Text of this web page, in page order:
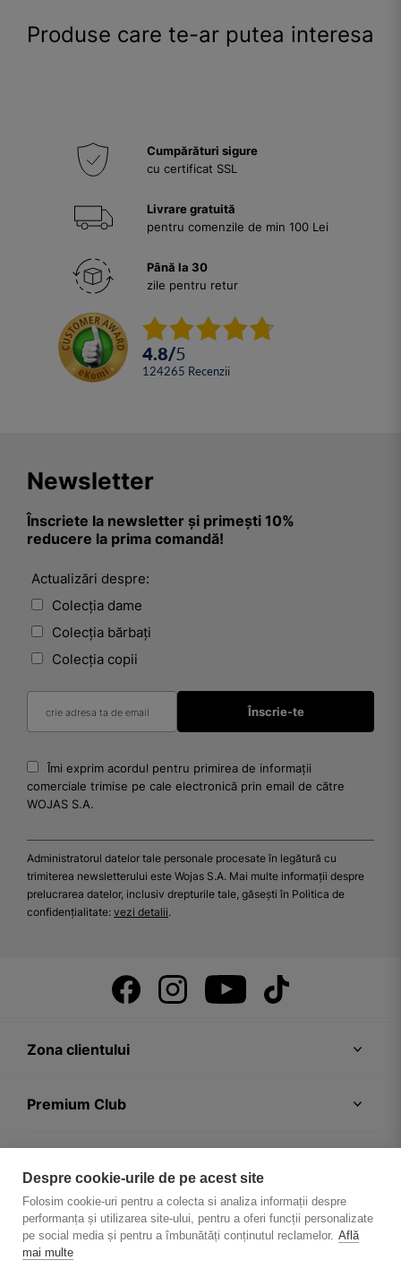
Produse care te-ar putea interesa
Cumpărături sigure
cu certificat SSL
Livrare gratuită
pentru comenzile de min 100 Lei
Până la 30
zile pentru retur
4.8/5
124265 Recenzii
Newsletter
Înscriete la newsletter și primești 10%
reducere la prima comandă!
Actualizări despre:
Colecția dame
Colecția bărbați
Colecția copii
Îmi exprim acordul pentru primirea de informații
comerciale trimise pe cale electronică prin email de către
WOJAS S.A.
Administratorul datelor tale personale procesate în legătură cu
trimiterea newsletterului este Wojas S.A. Mai multe informații despre
prelucrarea datelor, inclusiv drepturile tale, găsești în Politica de
confidențialitate: vezi detalii.
Zona clientului
Premium Club
Despre firmă
Despre cookie-urile de pe acest site
Folosim cookie-uri pentru a colecta si analiza informații despre
performanța și utilizarea site-ului, pentru a oferi funcții personalizate
pe social media și pentru a îmbunătăți conținutul reclamelor. Află
mai multe